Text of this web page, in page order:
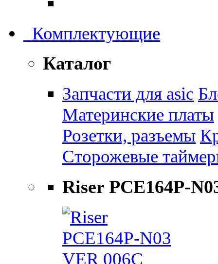
Комплектующие
Каталог
Запчасти для asic
Материнские платы
Розетки, разъемы
Сторожевые
Riser PCE164P-